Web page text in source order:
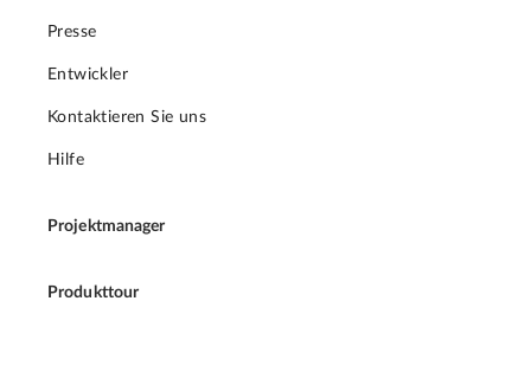
Presse
Entwickler
Kontaktieren Sie uns
Hilfe
Projektmanager
Produkttour